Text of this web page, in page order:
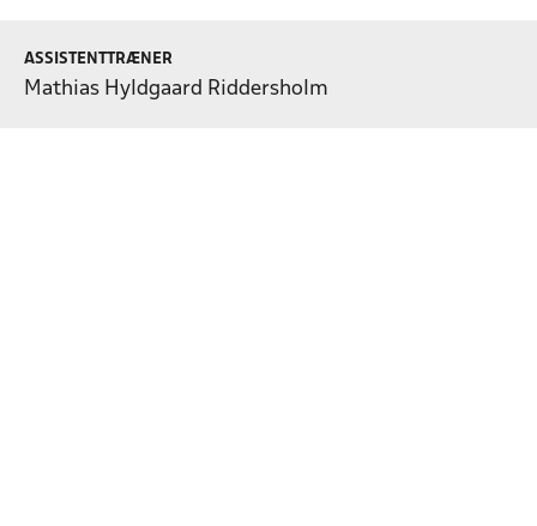
ASSISTENTTRÆNER
Mathias Hyldgaard Riddersholm